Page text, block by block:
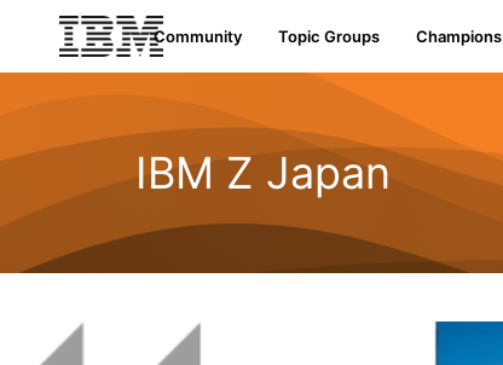
Community Topic Groups Champions
IBM Z Japan